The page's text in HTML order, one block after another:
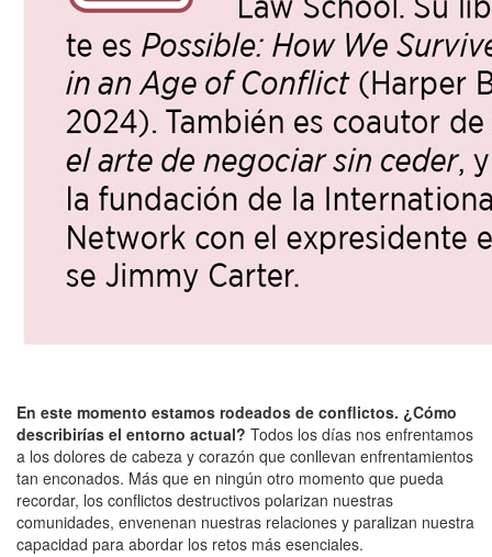
En este momento estamos rodeados de conflictos. ¿Cómo
describirías el entorno actual? Todos los días nos enfrentamos
a los dolores de cabeza y corazón que conllevan enfrentamientos
tan enconados. Más que en ningún otro momento que pueda
recordar, los conflictos destructivos polarizan nuestras
comunidades, envenenan nuestras relaciones y paralizan nuestra
capacidad para abordar los retos más esenciales.